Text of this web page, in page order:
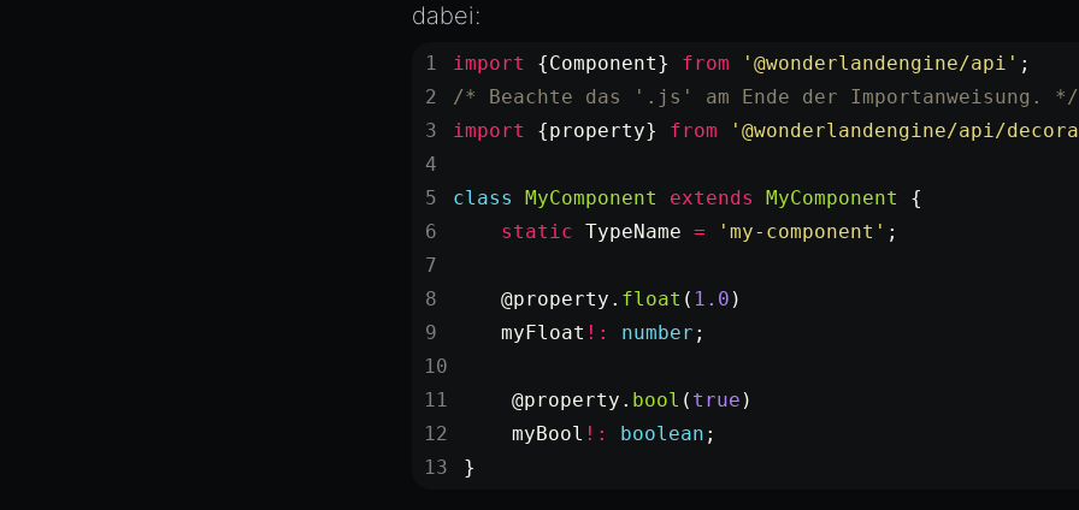
dabei:
import {Component} from '@wonderlandengine/api' ;
/* Beachte das '.js' am Ende der Importanweisung. */
import
{property} from '@wonderlandengine/api/
class MyComponent extends MyComponent
{
    static
TypeName = 'my-component' ;
    @property.
float ( 1.0 )
    myFloat
!: number ;
    @property.
bool ( true )
    myBool
!: boolean ;
}